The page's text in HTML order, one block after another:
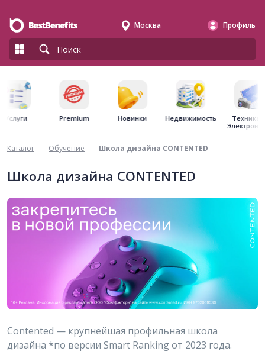
Москва Профиль
Услуги Premium Новинки Недвижимость
Техника
Каталог - Обучение - Школа дизайна CONTENTED
Школа дизайна CONTENTED
Contented — крупнейшая профильная школа
дизайна *по версии Smart Ranking от 2023 года.